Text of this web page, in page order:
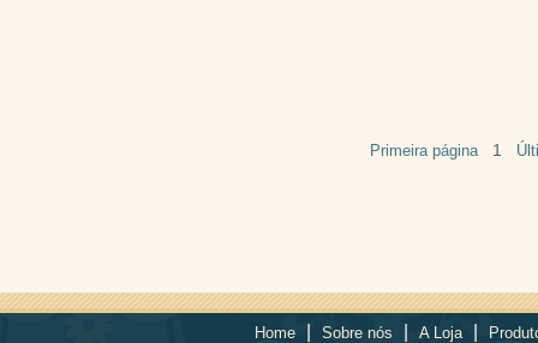
Primeira página 1
Home Sobre nós A Loja